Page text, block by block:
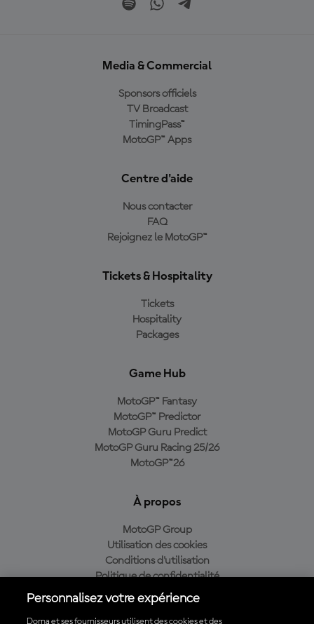
Media & Commercial
Sponsors officiels
TV Broadcast
TimingPass™
MotoGP™ Apps
Centre d'aide
Nous contacter
FAQ
Rejoignez le MotoGP™
Tickets & Hospitality
Tickets
Hospitality
Packages
Game Hub
MotoGP™ Fantasy
MotoGP™ Predictor
MotoGP Guru Predict
MotoGP Guru Racing 25/26
MotoGP™26
À propos
MotoGP Group
Utilisation des cookies
Conditions d'utilisation
Politique de confidentialité
Politique d’achat
Personnalisez votre expérience
Dorna et ses fournisseurs utilisent des cookies et des